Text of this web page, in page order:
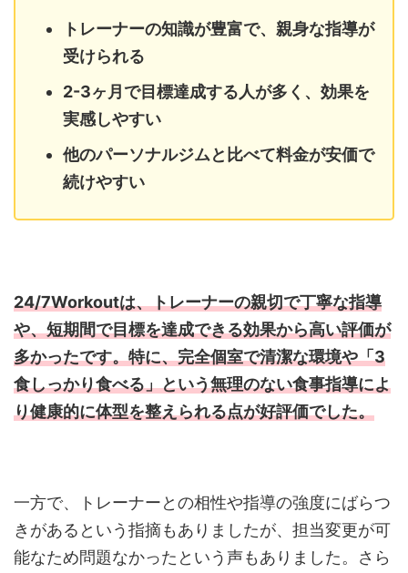
トレーナーの知識が豊富で、親身な指導が
受けられる
2-3ヶ月で目標達成する人が多く、効果を
実感しやすい
他のパーソナルジムと比べて料金が安価で
続けやすい
24/7Workoutは、トレーナーの親切で丁寧な指導
や、短期間で目標を達成できる効果から高い評価が
多かったです。特に、完全個室で清潔な環境や「3
食しっかり食べる」という無理のない食事指導によ
り健康的に体型を整えられる点が好評価でした。
一方で、トレーナーとの相性や指導の強度にばらつ
きがあるという指摘もありましたが、担当変更が可
能なため問題なかったという声もありました。さら